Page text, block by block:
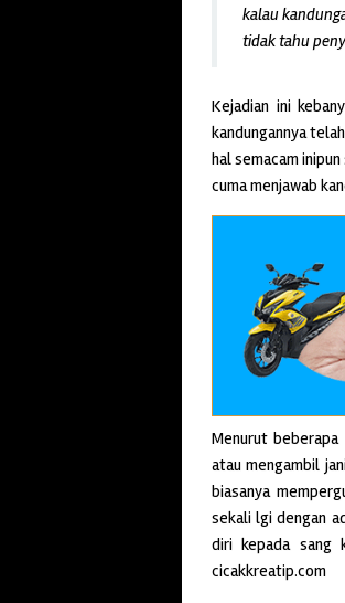
kalau
tidak tahu
Kejadian ini
kandungannya
hal semacam
cuma menjawab
Menurut beberapa
atau mengambil
biasanya
sekali lgi dengan
diri kepada sang
cicakkreatip.com